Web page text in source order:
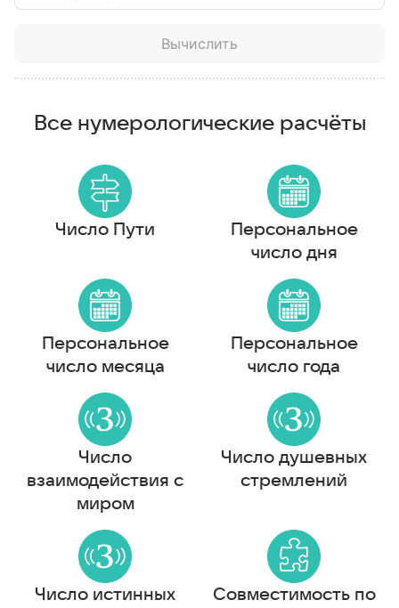
Вычислить
Все нумерологические расчёты
Число Пути
Персональное
число дня
Персональное
число месяца
Персональное
число года
Число
взаимодействия с
миром
Число душевных
стремлений
Число истинных Совместимость по